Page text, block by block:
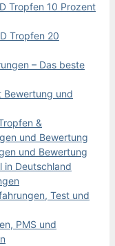
Tropfen 10 Prozent
Tropfen 20
– Das beste
Bewertung und
&
und Bewertung
und Bewertung
in Deutschland
Test und
PMS und